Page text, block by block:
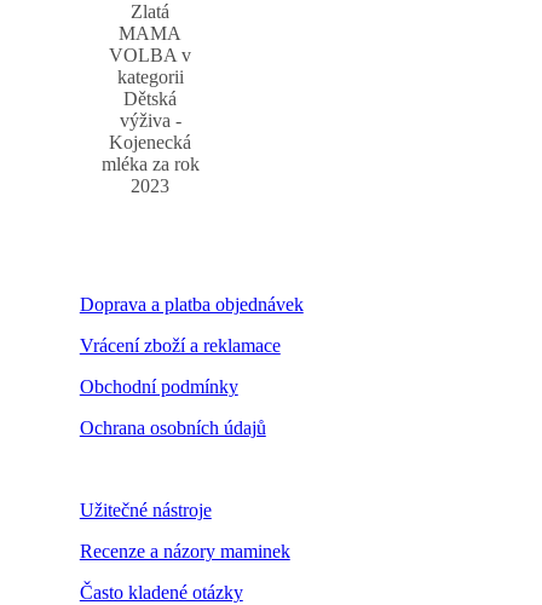
Zlatá
MAMA
VOLBA v
kategorii
Dětská
výživa -
Kojenecká
mléka za rok
2023
Doprava a platba objednávek
Vrácení zboží a reklamace
Obchodní podmínky
Ochrana osobních údajů
Užitečné nástroje
Recenze a názory maminek
Často kladené otázky